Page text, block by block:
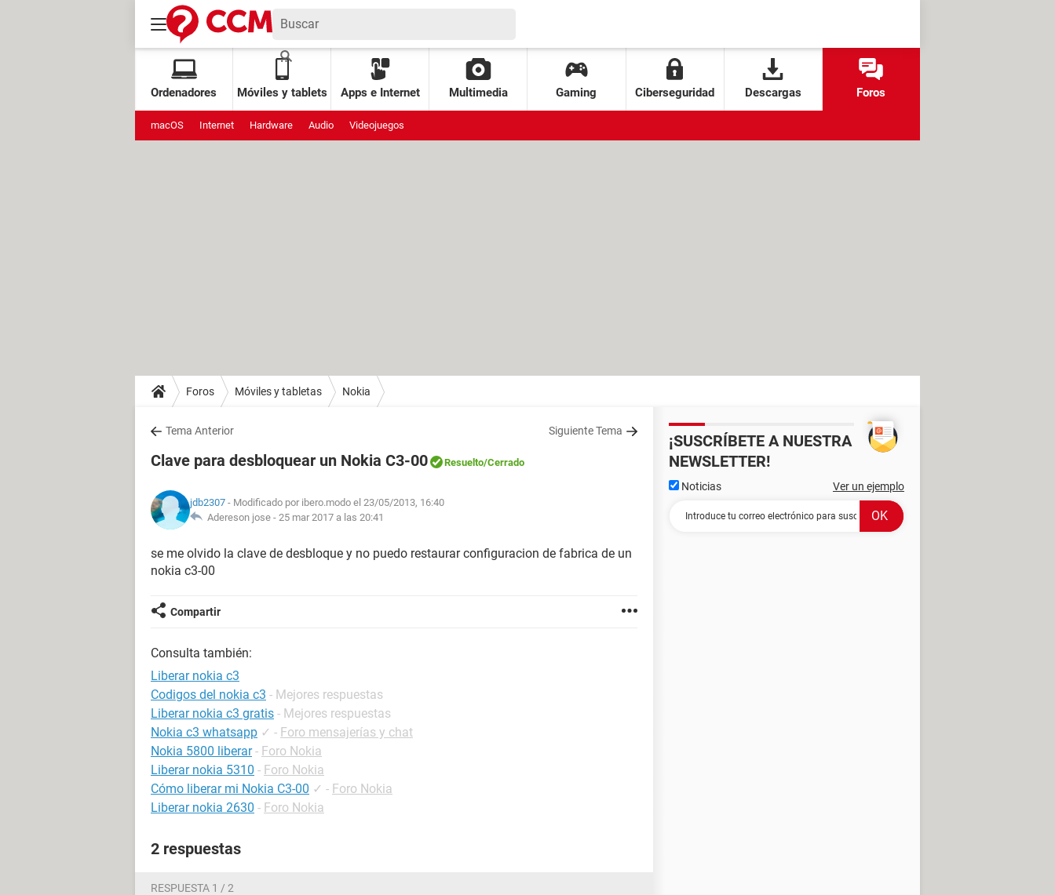
Ordenadores Móviles y tablets Apps e Internet Multimedia Gaming Ciberseguridad Descargas Foros
macOS Internet Hardware Audio Videojuegos
Foros Móviles y tabletas Nokia
Tema Anterior Siguiente Tema
Clave para desbloquear un Nokia C3-00 Resuelto/Cerrado
jdb2307 - Modificado por ibero.modo el 23/05/2013, 16:40
Adereson jose - 25 mar 2017 a las 20:41
se me olvido la clave de desbloque y no puedo restaurar configuracion de fabrica de un
nokia c3-00
Compartir
Consulta también:
Liberar nokia c3
Codigos del nokia c3 - Mejores respuestas
Liberar nokia c3 gratis - Mejores respuestas
Nokia c3 whatsapp ✓ - Foro mensajerías y chat
Nokia 5800 liberar - Foro Nokia
Liberar nokia 5310 - Foro Nokia
Cómo liberar mi Nokia C3-00 ✓ - Foro Nokia
Liberar nokia 2630 - Foro Nokia
2 respuestas
RESPUESTA 1 / 2
¡SUSCRÍBETE A NUESTRA
NEWSLETTER!
Noticias Ver un ejemplo